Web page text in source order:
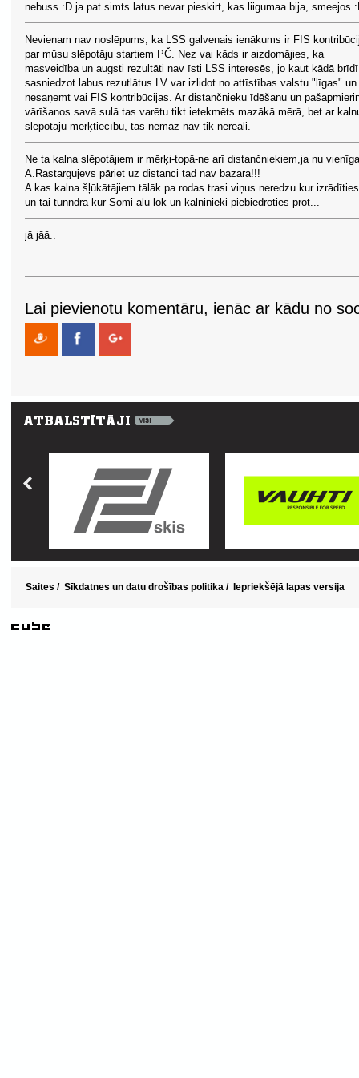
nebuss :D ja pat simts latus nevar pieskirt, kas liigumaa bija, smeejos
Nevienam nav noslēpums, ka LSS galvenais ienākums ir FIS
par mūsu slēpotāju startiem PČ. Nez vai kāds ir aizdomājies, ka
masveidība un augsti rezultāti nav īsti LSS interesēs, jo kaut kādā brīdī
sasniedzot labus rezutlātus LV var izlidot no attīstības valstu "līgas" un
nesaņemt vai FIS kontribūcijas. Ar distančnieku īdēšanu un
vārīšanos savā sulā tas varētu tikt ietekmēts mazākā mērā, bet ar
slēpotāju mērķtiecību, tas nemaz nav tik nereāli.
Ne ta kalna slēpotājiem ir mērķi-topā-ne arī distančniekiem,ja nu
A.Rastargujevs pāriet uz distanci tad nav bazara!!!
A kas kalna šļūkātājiem tālāk pa rodas trasi viņus neredzu kur
un tai tunndrā kur Somi alu lok un kalninieki piebiedroties prot...
jā jāā..
Lai pievienotu komentāru, ienāc ar kādu no
Saites / Sīkdatnes un datu drošības politika / Iepriekšējā lapas versija